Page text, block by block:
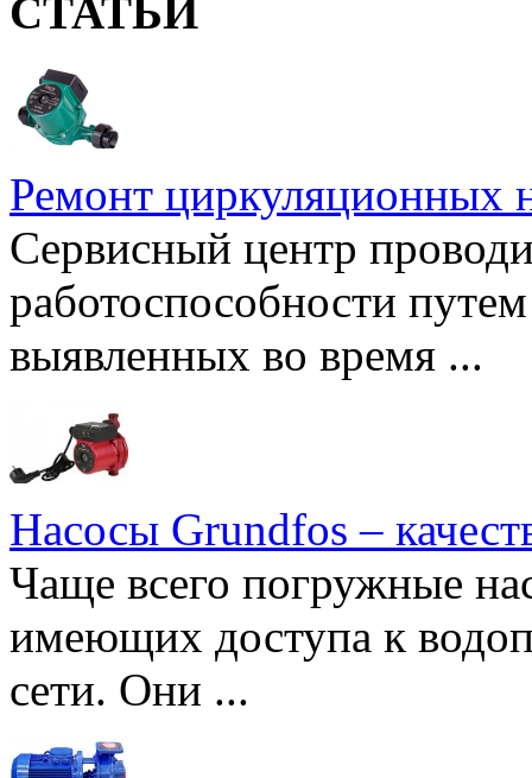
СТАТЬИ
Ремонт циркуляционных
Сервисный центр
работоспособности
выявленных во время ...
Насосы Grundfos –
Чаще всего погружные
имеющих доступа к
сети. Они ...